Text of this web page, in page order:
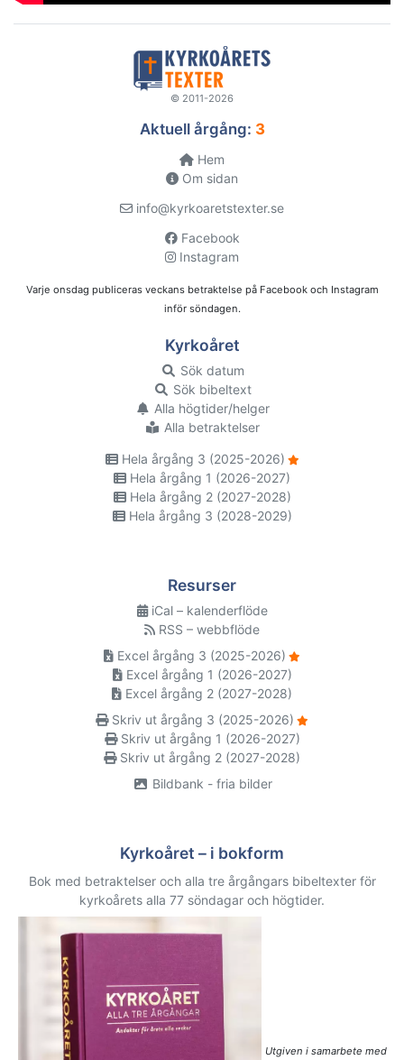
© 2011-2026
Aktuell årgång: 3
Hem
Om sidan
info@kyrkoaretstexter.se
Facebook
Instagram
Varje onsdag publiceras veckans betraktelse på Facebook och Instagram
inför söndagen.
Kyrkoåret
Sök datum
Sök bibeltext
Alla högtider/helger
Alla betraktelser
Hela årgång 3 (2025-2026)
Hela årgång 1 (2026-2027)
Hela årgång 2 (2027-2028)
Hela årgång 3 (2028-2029)
Resurser
iCal – kalenderflöde
RSS – webbflöde
Excel årgång 3 (2025-2026)
Excel årgång 1 (2026-2027)
Excel årgång 2 (2027-2028)
Skriv ut årgång 3 (2025-2026)
Skriv ut årgång 1 (2026-2027)
Skriv ut årgång 2 (2027-2028)
Bildbank - fria bilder
Kyrkoåret – i bokform
Bok med betraktelser och alla tre årgångars bibeltexter för
kyrkoårets alla 77 söndagar och högtider.
Utgiven i samarbete med